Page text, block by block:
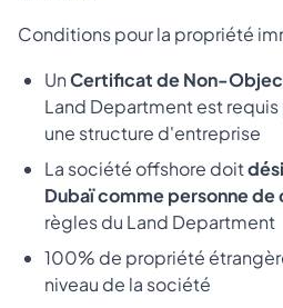
Conditions pour la propriété
UnCertificat de Non-
Land Department est
une structure d'entreprise
La société offshore doit
Dubaï comme personne
règles du Land Department
100% de propriété
niveau de la société